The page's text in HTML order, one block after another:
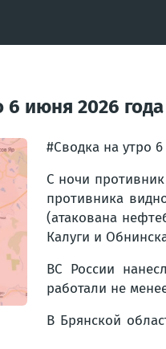
6 июня 2026 года
#Сводка на утро
С ночи
противника
(атакована
Калуги и
ВС России
работали не
В Брянской